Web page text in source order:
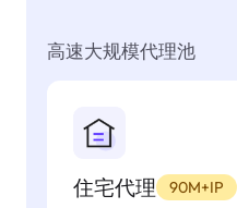
高速大规模代理池
住宅代理 90M+IP